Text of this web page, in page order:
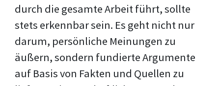
durch die gesamte Arbeit führt, sollte
stets erkennbar sein. Es geht nicht nur
darum, persönliche Meinungen zu
äußern, sondern fundierte Argumente
auf Basis von Fakten und Quellen zu